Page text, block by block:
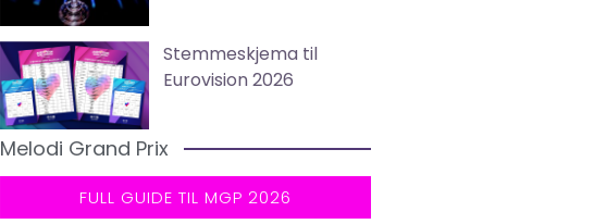
Stemmeskjema til
Eurovision 2026
Melodi Grand Prix
FULL GUIDE TIL MGP 2026